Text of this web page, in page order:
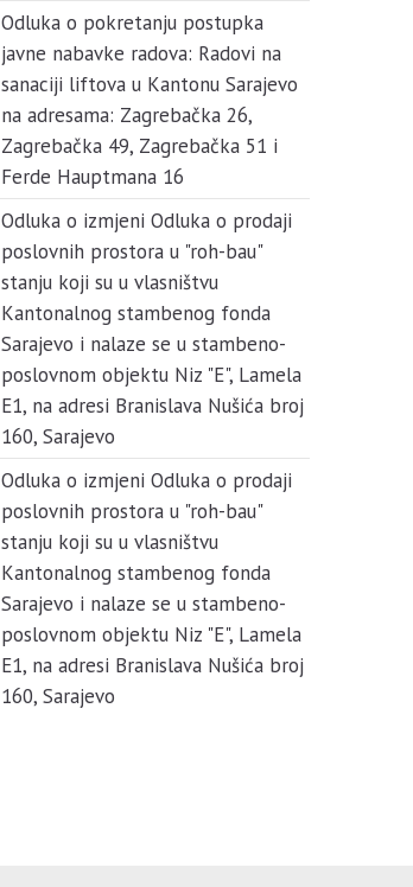
Odluka o pokretanju postupka
javne nabavke radova: Radovi na
sanaciji liftova u Kantonu Sarajevo
na adresama: Zagrebačka 26,
Zagrebačka 49, Zagrebačka 51 i
Ferde Hauptmana 16
Odluka o izmjeni Odluka o prodaji
poslovnih prostora u "roh-bau"
stanju koji su u vlasništvu
Kantonalnog stambenog fonda
Sarajevo i nalaze se u stambeno-
poslovnom objektu Niz "E", Lamela
E1, na adresi Branislava Nušića broj
160, Sarajevo
Odluka o izmjeni Odluka o prodaji
poslovnih prostora u "roh-bau"
stanju koji su u vlasništvu
Kantonalnog stambenog fonda
Sarajevo i nalaze se u stambeno-
poslovnom objektu Niz "E", Lamela
E1, na adresi Branislava Nušića broj
160, Sarajevo